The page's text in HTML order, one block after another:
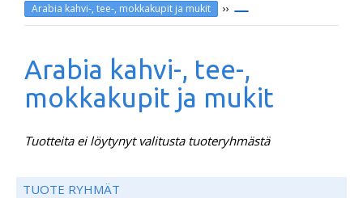
Arabia kahvi-, tee-, mokkakupit ja mukit ››
Arabia kahvi-, tee-,
mokkakupit ja mukit
Tuotteita ei löytynyt valitusta tuoteryhmästä
TUOTE RYHMÄT